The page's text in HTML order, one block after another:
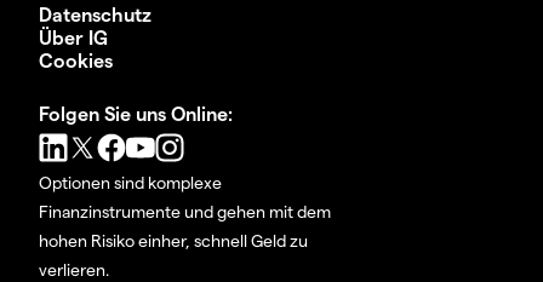
Datenschutz
Über IG
Cookies
Folgen Sie uns Online:
Optionen sind komplexe
Finanzinstrumente und gehen mit dem
hohen Risiko einher, schnell Geld zu
verlieren.